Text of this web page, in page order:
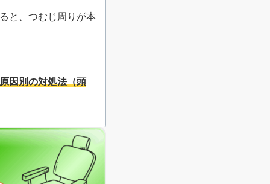
と、つむじ周りが本
因別の対処法（頭